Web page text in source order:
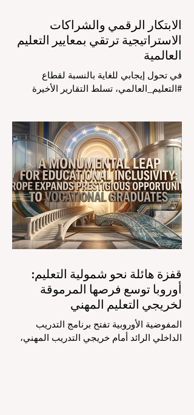
الابتكار الرقمي والشراكات
الاستراتيجية ترتقي بمعايير التعليم
العالمية
في تحول إيجابي للغاية بالنسبة لقطاع
#التعليم_العالمي، تسلط التقارير الأخيرة
الفصول الدراسية في جميع أنحاء العالم، وهو
أمر يثير اهتماماً كبيراً في الأوساط الأكاديمية
العربية التي تسعى للريادة. إن الدمج السريع
لمساعدي #الذكاء_الاصطناعي المتخصصين
والمصممين خصيصاً للمعلمين يُحدث ثورة
حقيقية في مهنة التدريس. ومن خلال الأتمتة
الناجحة للمهام الإدارية التي تستغرق وقتاً
طويلاً، تبشر هذه الأدوات المتقدمة بعصر
قفزة هائلة نحو شمولية التعليم:
أوروبا توسع فرصها المرموقة
لخريجي التعليم المهني
المفوضية الأوروبية تفتح برنامج التدريب
الداخلي الرائد أمام خريجي التدريب المهني،